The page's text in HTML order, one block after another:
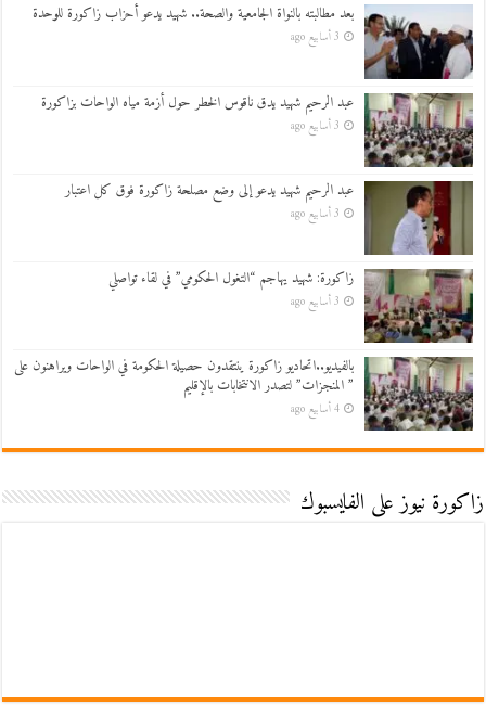
بعد مطالبته بالنواة الجامعية والصحة.. شهيد يدعو أحزاب زاكورة للوحدة
3 أسابيع ago
عبد الرحيم شهيد يدق ناقوس الخطر حول أزمة مياه الواحات بزاكورة
3 أسابيع ago
عبد الرحيم شهيد يدعو إلى وضع مصلحة زاكورة فوق كل اعتبار
3 أسابيع ago
زاكورة: شهيد يهاجم “التغول الحكومي” في لقاء تواصلي
3 أسابيع ago
بالفيديو..اتحاديو زاكورة ينتقدون حصيلة الحكومة في الواحات ويراهنون على
” المنجزات” لتصدر الانتخابات بالإقليم
4 أسابيع ago
زاكورة نيوز على الفايسبوك